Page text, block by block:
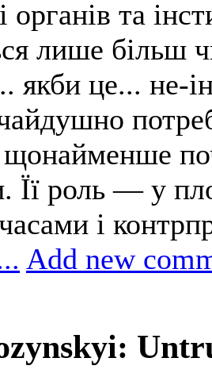
органів та
лише більш
якби це... не-
щонайменше
Її роль — у
і
Add new